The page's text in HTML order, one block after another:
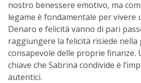
nostro benessere emotivo, ma
legame è fondamentale per vivere
Denaro e felicità vanno di pari
raggiungere la felicità risiede nella
consapevole delle proprie finanze.
chiave che Sabrina condivide è
autentici.